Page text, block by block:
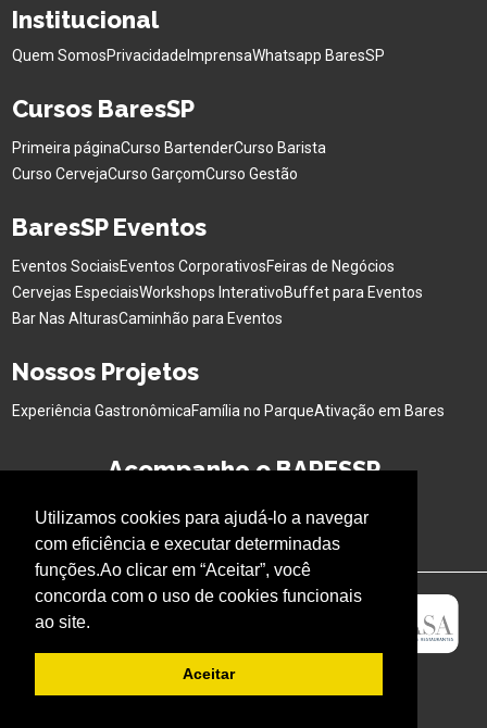
Utilizamos cookies para ajudá-lo a navegar
com eficiência e executar determinadas
funções.Ao clicar em “Aceitar”, você
concorda com o uso de cookies funcionais
ao site.
Aceitar
Institucional
Quem SomosPrivacidadeImprensaWhatsapp BaresSP
Cursos BaresSP
Primeira páginaCurso BartenderCurso Barista
Curso CervejaCurso GarçomCurso Gestão
BaresSP Eventos
Eventos SociaisEventos CorporativosFeiras de Negócios
Cervejas EspeciaisWorkshops InterativoBuffet para Eventos
Bar Nas AlturasCaminhão para Eventos
Nossos Projetos
Experiência GastronômicaFamília no ParqueAtivação em Bares
Acompanhe o BARESSP